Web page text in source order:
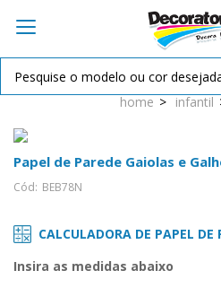
home infantil
Papel de Parede Gaiolas e
Cód: BEB78N
CALCULADORA DE PAPEL DE
Insira as medidas abaixo
OPÇÕES DE
2X de R$ 7,25 sem juros